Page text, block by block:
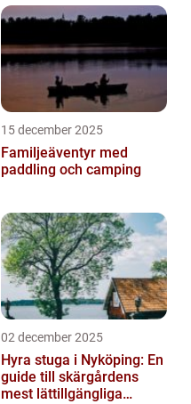
15 december 2025
Familjeäventyr med
paddling och camping
02 december 2025
Hyra stuga i Nyköping: En
guide till skärgårdens
mest lättillgängliga